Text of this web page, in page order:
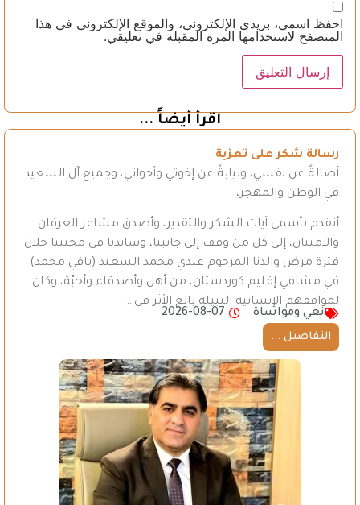
احفظ اسمي، بريدي الإلكتروني، والموقع الإلكتروني في هذا
المتصفح لاستخدامها المرة المقبلة في تعليقي.
اقرأ أيضاً ...
رسالة شكر على تعزية
أصالةً عن نفسي، ونيابةً عن إخوتي وأخواتي، وجميع آل السعيد
في الوطن والمهجر،
أتقدم بأسمى آيات الشكر والتقدير، وأصدق مشاعر العرفان
والامتنان، إلى كل من وقف إلى جانبنا، وساندنا في محنتنا خلال
فترة مرض والدنا المرحوم عبدي محمد السعيد (بافي محمد)
في مشافي إقليم كوردستان، من أهل وأصدقاء وأحبّة، وكان
لمواقفهم الإنسانية النبيلة بالغ الأثر في…
نعي ومواساة
2026-08-07
التفاصيل ...